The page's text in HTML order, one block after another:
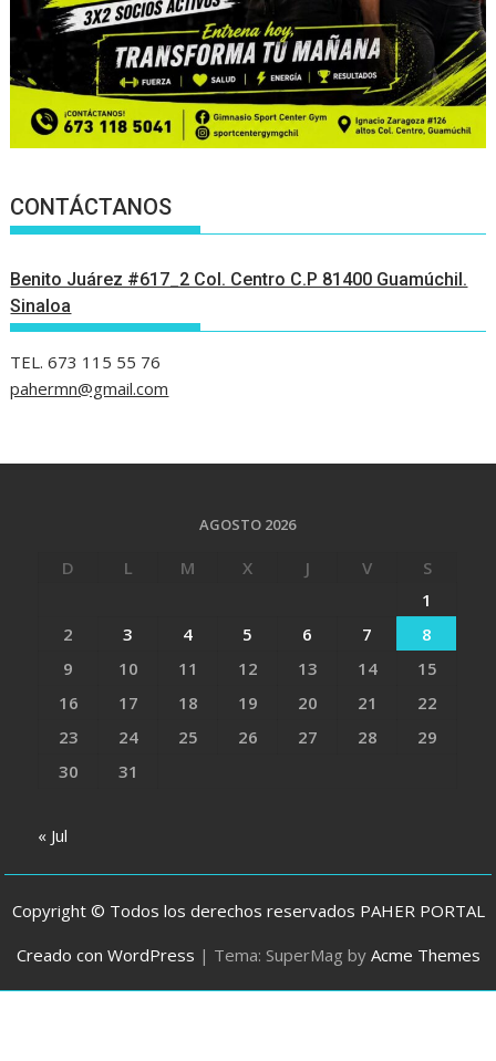
CONTÁCTANOS
Benito Juárez #617_2 Col. Centro C.P 81400 Guamúchil.
Sinaloa
TEL. 673 115 55 76
pahermn@gmail.com
AGOSTO 2026
D L M X J V
S
1
2
3 4 5 6 7
8
9
10 11 12 13 14
15
16
17 18 19 20 21
22
23
24 25 26 27 28
29
30
31
« Jul
Copyright © Todos los derechos reservados PAHER PORTAL
Creado con WordPress | Tema: SuperMag by Acme Themes